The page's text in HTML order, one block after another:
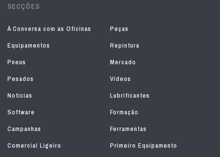
SECÇÕES
À Conversa com as Oficinas
Peças
Equipamentos
Repintura
Pneus
Mercado
Pesados
Vídeos
Notícias
Lubrificantes
Software
Formação
Campanhas
Ferramentas
Comercial Ligeiro
Primeiro Equipamento